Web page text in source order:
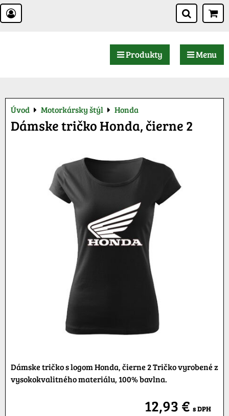
Produkty Menu
Úvod Motorkársky štýl Honda
Dámske tričko Honda, čierne 2
Dámske tričko s logom Honda, čierne 2 Tričko vyrobené z
vysokokvalitného materiálu, 100% bavlna.
12,93 € s DPH